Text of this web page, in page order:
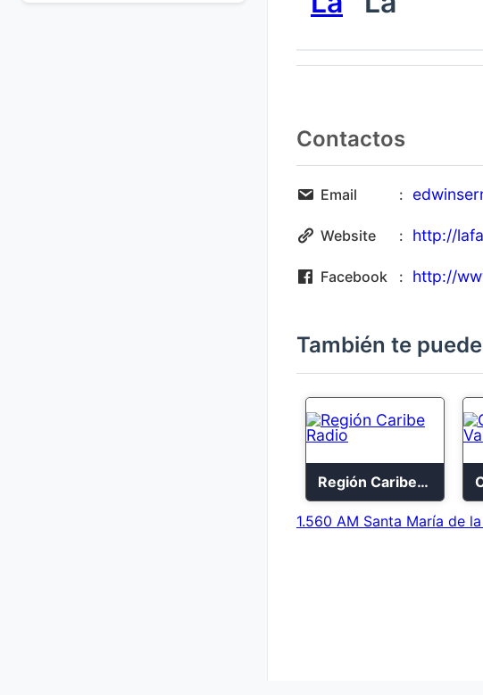
Contactos
Email
Website http://
Facebook http://
También te
Región Caribe Radio
1.560 AM Santa María de